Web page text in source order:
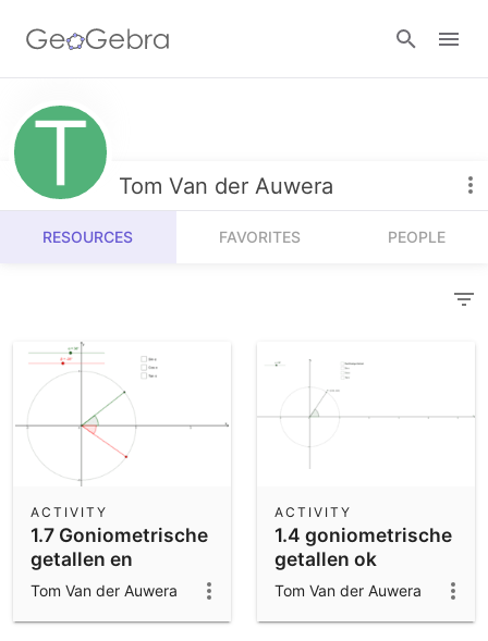
Resources
Number Sense
Algebra
Measurement
Operations
Probability and Statistics
Community Resources
Get started with our Resources
Calculators
Geometry
3D Calculator
Notes
App Downloads
Tom Van der Auwera
RESOURCES FAVORITES PEOPLE
1.7 Goniometrische
getallen en
verwante hoeken
ACTIVITY
Tom Van der Auwera
1.4 goniometrische
getallen ok
ACTIVITY
Tom Van der Auwera